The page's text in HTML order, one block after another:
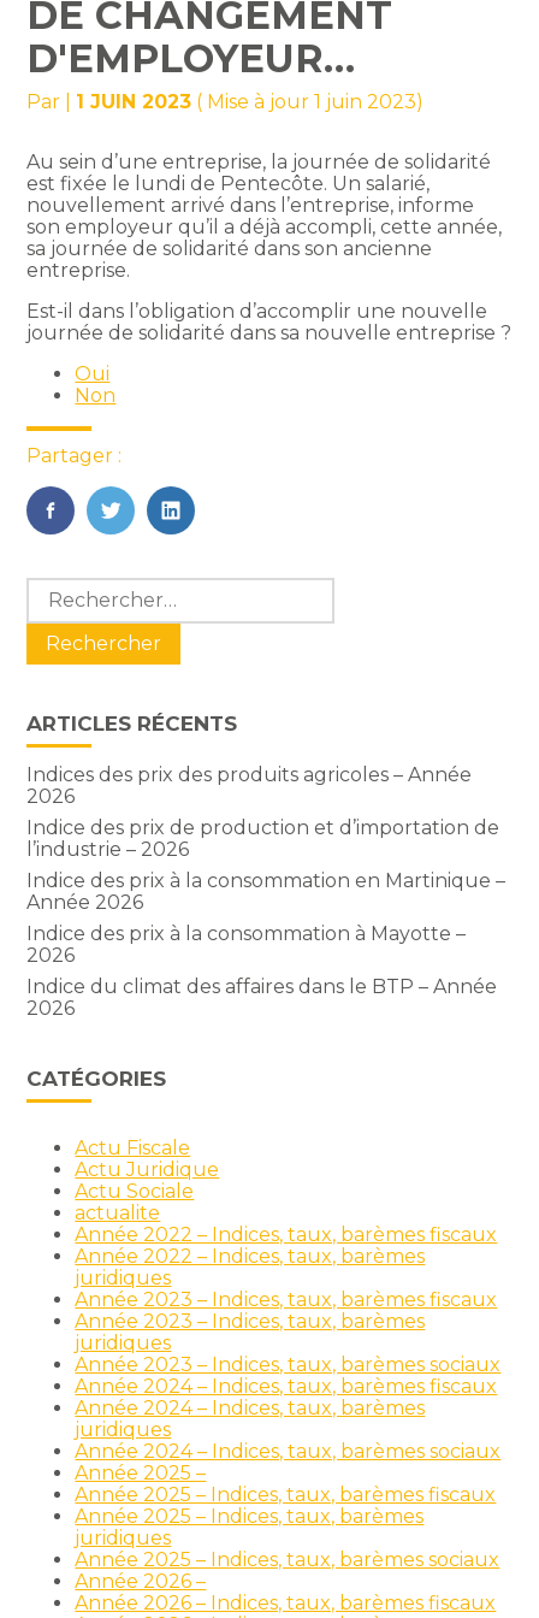
DE CHANGEMENT
D'EMPLOYEUR…
Par 1 JUIN 2023 ( Mise à jour 1 juin 2023)
Au sein d’une entreprise, la journée de solidarité
est fixée le lundi de Pentecôte. Un salarié,
nouvellement arrivé dans l’entreprise, informe
son employeur qu’il a déjà accompli, cette année,
sa journée de solidarité dans son ancienne
entreprise.
Est-il dans l’obligation d’accomplir une nouvelle
journée de solidarité dans sa nouvelle entreprise ?
Oui
Non
Partager :
FaceBook
TwitterLinkedIn
Blog
sidebar
Rechercher :
ARTICLES RÉCENTS
Indices des prix des produits agricoles – Année
2026
Indice des prix de production et d’importation de
l’industrie – 2026
Indice des prix à la consommation en Martinique –
Année 2026
Indice des prix à la consommation à Mayotte –
2026
Indice du climat des affaires dans le BTP – Année
2026
CATÉGORIES
Actu Fiscale
Actu Juridique
Actu Sociale
actualite
Année 2022 – Indices, taux, barèmes fiscaux
Année 2022 – Indices, taux, barèmes
juridiques
Année 2023 – Indices, taux, barèmes fiscaux
Année 2023 – Indices, taux, barèmes
juridiques
Année 2023 – Indices, taux, barèmes sociaux
Année 2024 – Indices, taux, barèmes fiscaux
Année 2024 – Indices, taux, barèmes
juridiques
Année 2024 – Indices, taux, barèmes sociaux
Année 2025 –
Année 2025 – Indices, taux, barèmes fiscaux
Année 2025 – Indices, taux, barèmes
juridiques
Année 2025 – Indices, taux, barèmes sociaux
Année 2026 –
Année 2026 – Indices, taux, barèmes fiscaux